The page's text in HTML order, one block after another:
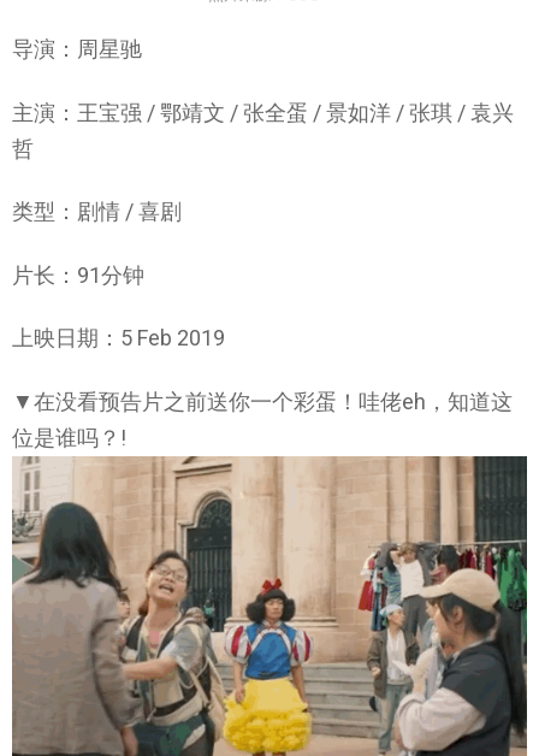
导演：周星驰
主演：王宝强 / 鄂靖文 / 张全蛋 / 景如洋 / 张琪 / 袁兴
哲
类型：剧情 / 喜剧
片长：91分钟
上映日期：5 Feb 2019
▼在没看预告片之前送你一个彩蛋！哇佬eh，知道这
位是谁吗？!